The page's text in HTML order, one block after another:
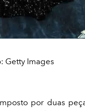
Getty Images
por duas